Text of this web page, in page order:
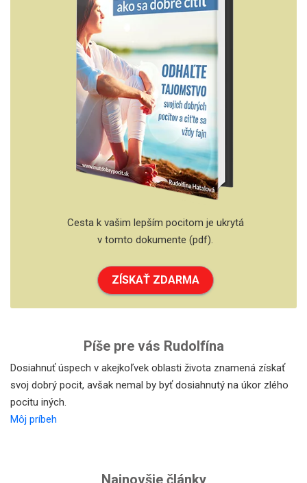
Cesta k vašim lepším pocitom je ukrytá
v tomto dokumente (pdf).
ZÍSKAŤ ZDARMA
Píše pre vás Rudolfína
Dosiahnuť úspech v akejkoľvek oblasti života znamená získať
svoj dobrý pocit, avšak nemal by byť dosiahnutý na úkor zlého
pocitu iných.
Môj príbeh
Najnovšie články